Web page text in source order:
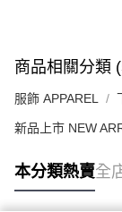
商品相關分類
服飾 APPAREL
新品上市 NEW
本分類熱賣全